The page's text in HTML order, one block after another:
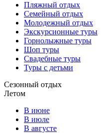
Пляжный отдых
Семейный отдых
Молодежный отдых
Экскурсионные туры
Горнолыжные туры
Шоп туры
Свадебные туры
Туры с детьми
Сезонный отдых
Летом
В июне
В июле
В августе